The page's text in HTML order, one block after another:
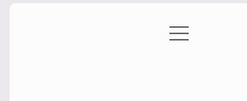
Gizlilik Politikası
menüyü
aç